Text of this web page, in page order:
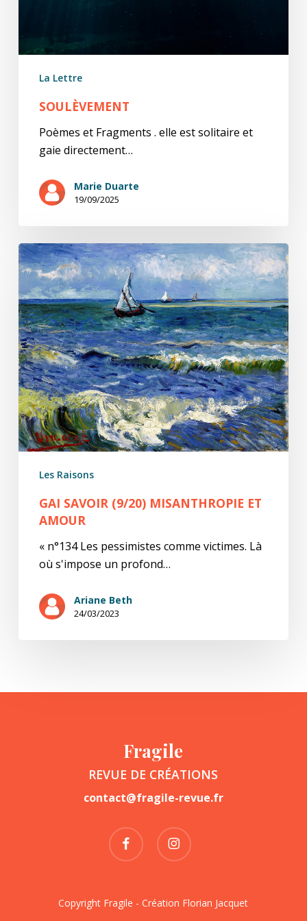
La Lettre
SOULÈVEMENT
Poèmes et Fragments . elle est solitaire et
gaie directement…
Marie Duarte
19/09/2025
Gai
savoir
(9/20)
Misanthropie
et
amour
Les Raisons
GAI SAVOIR (9/20) MISANTHROPIE ET
AMOUR
« n°134 Les pessimistes comme victimes. Là
où s'impose un profond…
Ariane Beth
24/03/2023
Fragile
REVUE DE CRÉATIONS
contact@fragile-revue.fr
facebook instagram
Copyright Fragile - Création Florian Jacquet